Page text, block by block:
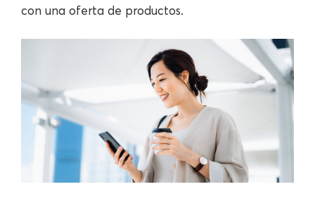
con una oferta de productos.